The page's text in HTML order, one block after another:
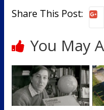
Share This Post:
You May